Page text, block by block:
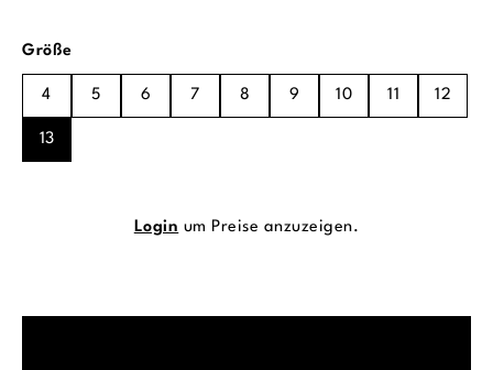
Größeauswählen
4 5 6 7 8 9 10 11 12
13
Login um Preise anzuzeigen.